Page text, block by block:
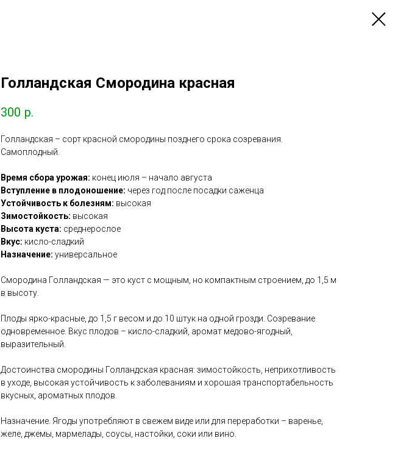
Голландская Смородина красная
300 р.
Голландская – сорт красной смородины позднего срока созревания.
Самоплодный.
Время сбора урожая: конец июля – начало августа
Вступление в плодоношение: через год после посадки саженца
Устойчивость к болезням: высокая
Зимостойкость: высокая
Высота куста: среднерослое
Вкус: кисло-сладкий
Назначение: универсальное
Смородина Голландская — это куст с мощным, но компактным строением, до 1,5 м
в высоту.
Плоды ярко-красные, до 1,5 г весом и до 10 штук на одной грозди. Созревание
одновременное. Вкус плодов – кисло-сладкий, аромат медово-ягодный,
выразительный.
Достоинства смородины Голландская красная: зимостойкость, неприхотливость
в уходе, высокая устойчивость к заболеваниям и хорошая транспортабельность
вкусных, ароматных плодов.
Назначение. Ягоды употребляют в свежем виде или для переработки – варенье,
желе, джемы, мармелады, соусы, настойки, соки или вино.